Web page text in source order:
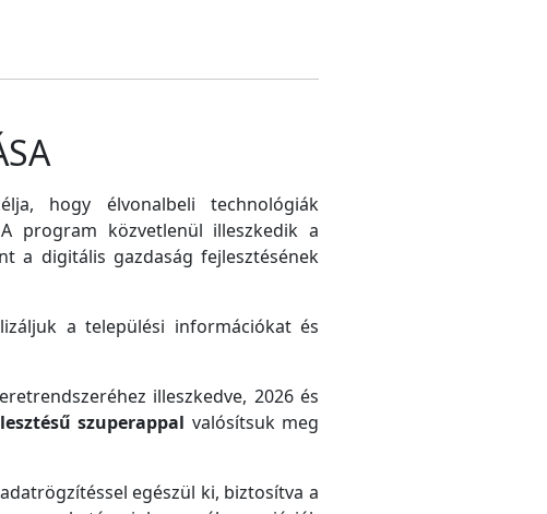
hogy élvonalbeli technológiák
program közvetlenül illeszkedik a
a digitális gazdaság fejlesztésének
a települési információkat és
illeszkedve, 2026 és
szuperappal valósítsuk meg
egészül ki, biztosítva a